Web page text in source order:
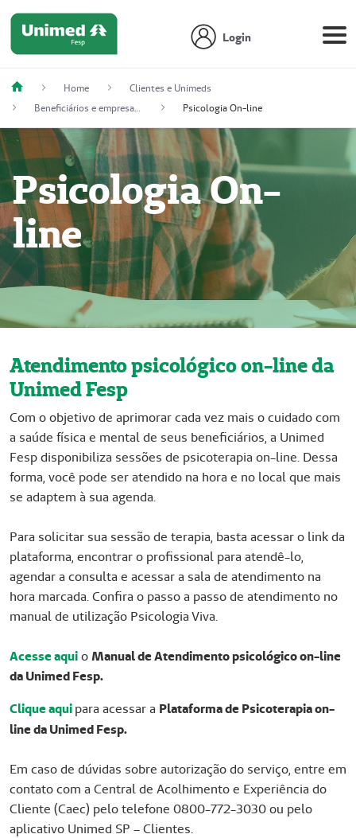
Login
Home
Clientes e Unimeds
Beneficiários e empresas contratantes
Psicologia On-line
Psicologia On-
line
Atendimento psicológico on-line da
Unimed Fesp
Com o objetivo de aprimorar cada vez mais o cuidado com
a saúde física e mental de seus beneficiários, a Unimed
Fesp disponibiliza sessões de psicoterapia on-line. Dessa
forma, você pode ser atendido na hora e no local que mais
se adaptem à sua agenda.
Para solicitar sua sessão de terapia, basta acessar o link da
plataforma, encontrar o profissional para atendê-lo,
agendar a consulta e acessar a sala de atendimento na
hora marcada. Confira o passo a passo de atendimento no
manual de utilização Psicologia Viva.
Acesse aquioManual de Atendimento psicológico on-line
da Unimed Fesp.
Clique aquipara acessar a Plataforma de Psicoterapia on-
line da Unimed Fesp.
Em caso de dúvidas sobre autorização do serviço, entre em
contato com a Central de Acolhimento e Experiência do
Cliente (Caec) pelo telefone 0800-772-3030 ou pelo
aplicativo Unimed SP – Clientes.